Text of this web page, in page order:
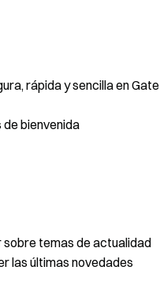
rápida y sencilla en Gate
bienvenida
temas de actualidad
las últimas novedades